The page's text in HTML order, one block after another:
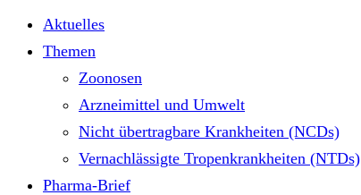
Aktuelles
Themen
Zoonosen
Arzneimittel und Umwelt
Nicht übertragbare Krankheiten (NCDs)
Vernachlässigte Tropenkrankheiten (NTDs)
Pharma-Brief